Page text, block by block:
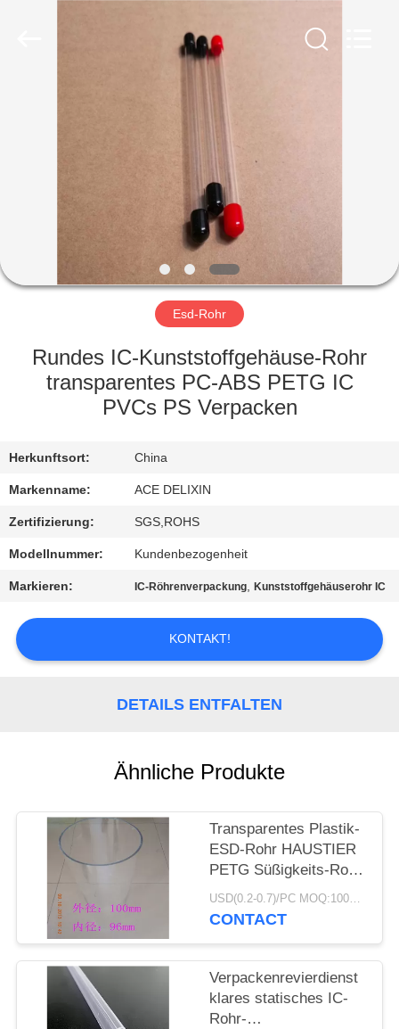
ÜBER
FABRIK-
QUALITÄTSKONTROLLE
SIE
MIT
UNS
IN
VERBINDUNG
NACHRICHTEN
FORDERN
SITEMAP
PRIVACY
POLICY
Esd-Rohr
Rundes IC-Kunststoffgehäuse-Rohr
transparentes PC-ABS PETG IC
PVCs PS Verpacken
Herkunftsort: China
Markenname: ACE DELIXIN
Zertifizierung: SGS,ROHS
Modellnummer: Kundenbezogenheit
Markieren: IC-Röhrenverpackung,Kunststoffgehäuserohr IC
KONTAKT!
DETAILS ENTFALTEN
Ähnliche Produkte
Transparentes Plastik-
ESD-Rohr HAUSTIER
PETG Süßigkeits-Rohr
mit Druck der Kappen-
CMYK
USD(0.2-0.7)/PC MOQ:1000pcs
CONTACT
Verpackenrevierdienst
klares statisches IC-
Rohr-